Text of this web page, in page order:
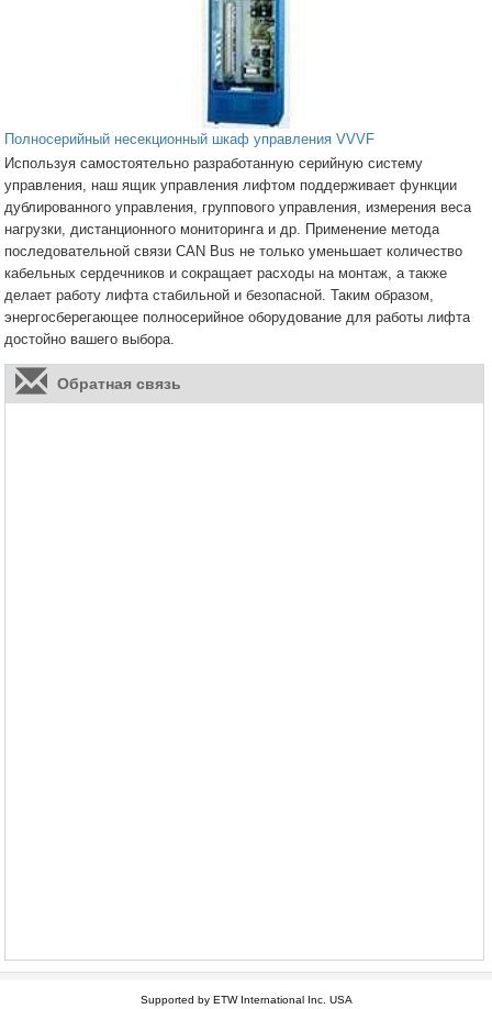
Полносерийный несекционный шкаф управления VVVF
Используя самостоятельно разработанную серийную систему
управления, наш ящик управления лифтом поддерживает функции
дублированного управления, группового управления, измерения веса
нагрузки, дистанционного мониторинга и др. Применение метода
последовательной связи CAN Bus не только уменьшает количество
кабельных сердечников и сокращает расходы на монтаж, а также
делает работу лифта стабильной и безопасной. Таким образом,
энергосберегающее полносерийное оборудование для работы лифта
достойно вашего выбора.
Обратная связь
Supported by ETW International Inc. USA